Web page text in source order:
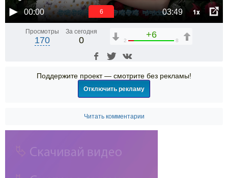
00:00 03:49 1x
6
Просмотры
170
За сегодня
0
+6
2 8
Поддержите проект — смотрите без рекламы!
Отключить рекламу
Читать комментарии